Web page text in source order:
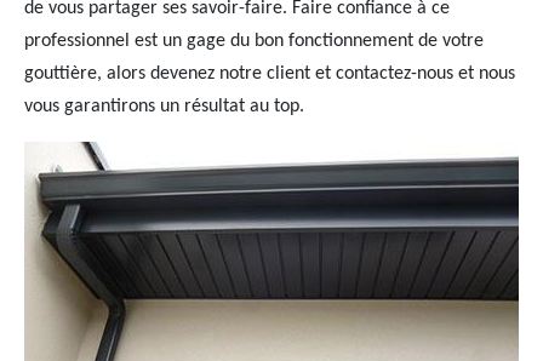
de vous partager ses savoir-faire. Faire confiance à ce
professionnel est un gage du bon fonctionnement de votre
gouttière, alors devenez notre client et contactez-nous et nous
vous garantirons un résultat au top.